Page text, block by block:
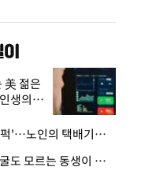
美 젊은
생의
· 엘베 문 열리자 지팡이 '퍽'…노인의 택배기사 폭행 이유
· "20년 병수발했는데 얼굴도 모르는 동생이 유산 절반을"…배다른 형제 상속권 있을까